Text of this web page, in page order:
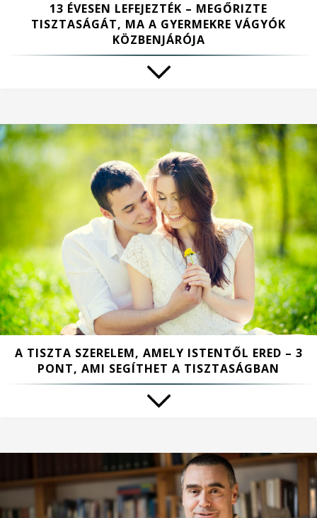
13 ÉVESEN LEFEJEZTÉK – MEGŐRIZTE
TISZTASÁGÁT, MA A GYERMEKRE VÁGYÓK
KÖZBENJÁRÓJA
A TISZTA SZERELEM, AMELY ISTENTŐL ERED – 3
PONT, AMI SEGÍTHET A TISZTASÁGBAN